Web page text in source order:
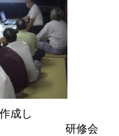
成し
研修会